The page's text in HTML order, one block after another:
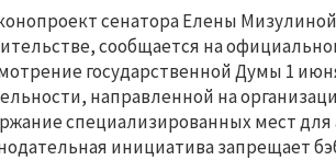
сенатора Елены
сообщается на
государственной Думы 1
направленной на
специализированных мест
инициатива запрещает